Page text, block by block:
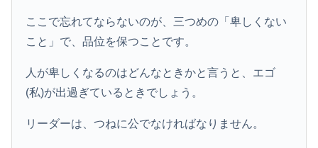
ここで忘れてならないのが、三つめの「卑しくない
こと」で、品位を保つことです。
人が卑しくなるのはどんなときかと言うと、エゴ
(私)が出過ぎているときでしょう。
リーダーは、つねに公でなければなりません。